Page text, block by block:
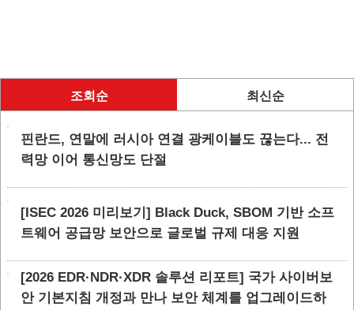
조회순 최신순
핀란드, 연말에 러시아 연결 광케이블도 끊는다... 전
력망 이어 통신망도 단절
[ISEC 2026 미리보기] Black Duck, SBOM 기반 소프
트웨어 공급망 보안으로 글로벌 규제 대응 지원
[2026 EDR·NDR·XDR 솔루션 리포트] 국가 사이버보
안 기본지침 개정과 만나 보안 체계를 업그레이드하